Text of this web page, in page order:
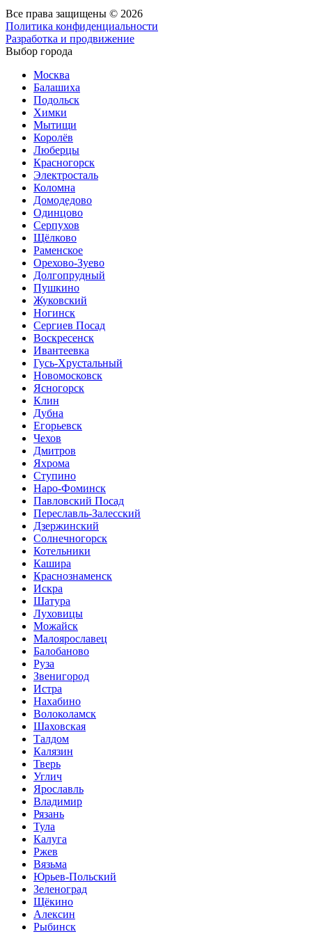
Все права защищены © 2026
Политика конфиденциальности
Разработка и продвижение
Выбор города
Москва
Балашиха
Подольск
Химки
Мытищи
Королёв
Люберцы
Красногорск
Электросталь
Коломна
Домодедово
Одинцово
Серпухов
Щёлково
Раменское
Орехово-Зуево
Долгопрудный
Пушкино
Жуковский
Ногинск
Сергиев Посад
Воскресенск
Ивантеевка
Гусь-Хрустальный
Новомосковск
Ясногорск
Клин
Дубна
Егорьевск
Чехов
Дмитров
Яхрома
Ступино
Наро-Фоминск
Павловский Посад
Переславль-Залесский
Дзержинский
Солнечногорск
Котельники
Кашира
Краснознаменск
Искра
Шатура
Луховицы
Можайск
Малоярославец
Балобаново
Руза
Звенигород
Истра
Нахабино
Волоколамск
Шаховская
Талдом
Калязин
Тверь
Углич
Ярославль
Владимир
Рязань
Тула
Калуга
Ржев
Вязьма
Юрьев-Польский
Зеленоград
Щёкино
Алексин
Рыбинск